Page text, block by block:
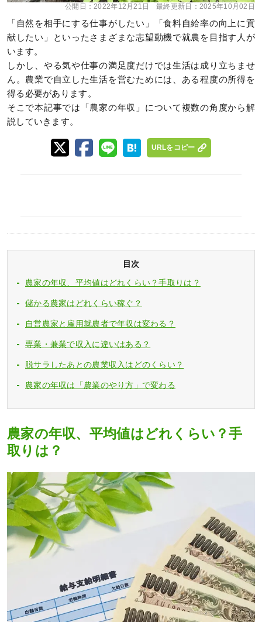
公開日：2022年12月21日 最終更新日： 2025年10月02日
「自然を相手にする仕事がしたい」「食料自給率の向上に貢
献したい」といったさまざまな志望動機で就農を目指す人が
います。
しかし、やる気や仕事の満足度だけでは生活は成り立ちませ
ん。農業で自立した生活を営むためには、ある程度の所得を
得る必要があります。
そこで本記事では「農家の年収」について複数の角度から解
説していきます。
URLをコピー
目次
農家の年収、平均値はどれくらい？手取りは？
儲かる農家はどれくらい稼ぐ？
自営農家と雇用就農者で年収は変わる？
専業・兼業で収入に違いはある？
脱サラしたあとの農業収入はどのくらい？
農家の年収は「農業のやり方」で変わる
農家の年収、平均値はどれくらい？手
取りは？